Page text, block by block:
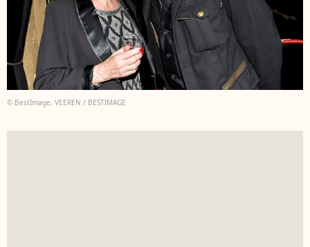
© BestImage, VEEREN / BESTIMAGE